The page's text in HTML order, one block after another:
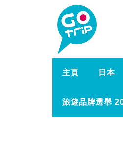
主頁 日本
旅遊品牌選舉